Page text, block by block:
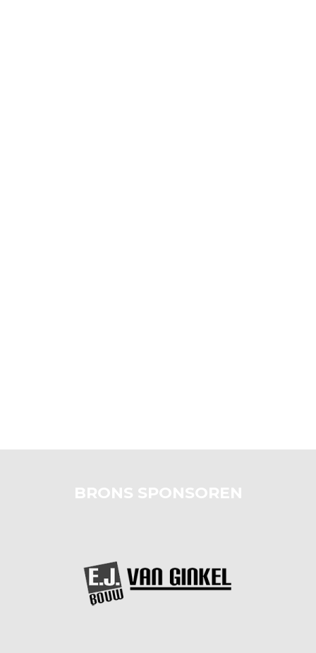
BRONS SPONSOREN